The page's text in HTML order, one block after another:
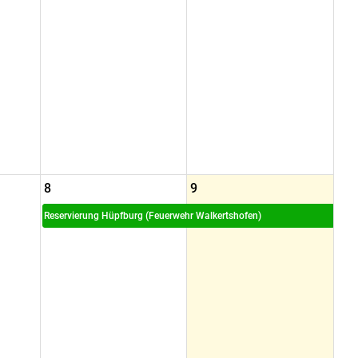
8
Reservierung Hüpfburg (Feuerwehr Walkertshofen)
9